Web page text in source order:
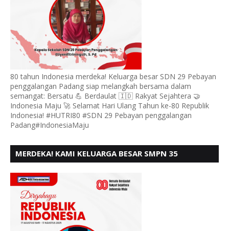
80 tahun Indonesia merdeka! Keluarga besar SDN 29 Pebayan
penggalangan Padang siap melangkah bersama dalam
semangat: Bersatu 💪 Berdaulat 🇮🇩 Rakyat Sejahtera 🤝
Indonesia Maju 🚀 Selamat Hari Ulang Tahun ke-80 Republik
Indonesia! #HUTRI80 #SDN 29 Pebayan penggalangan
Padang#IndonesiaMaju
MERDEKA! KAMI KELUARGA BESAR SMPN 35